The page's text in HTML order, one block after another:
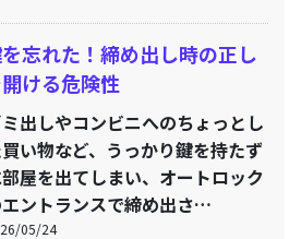
忘れた！締め出し時の正し
ける危険性
出しやコンビニへのちょっとし
い物など、うっかり鍵を持たず
屋を出てしまい、オートロック
ントランスで締め出さ…
05/24